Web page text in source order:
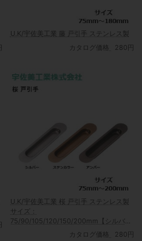
U.K/宇佐美工業 藤 戸引手 ステンレス製
カタログ価格
280円
U.K/宇佐美工業 桜 戸引手 ステンレス製
サイズ：
75/90/105/120/150/200mm【シルバー/
ステンカラー/アンバー】カタログ価格 280円